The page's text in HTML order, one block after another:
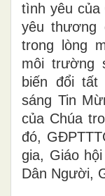
tình yêu của
yêu thương
trong lòng
môi trường
biến đổi
sáng Tin
của Chúa
đó,
gia, Giáo
Dân Người,